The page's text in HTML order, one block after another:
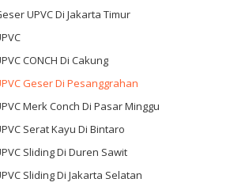
UPVC Di Jakarta Timur
CONCH Di Cakung
Geser Di Pesanggrahan
Merk Conch Di Pasar Minggu
Serat Kayu Di Bintaro
Sliding Di Duren Sawit
Sliding Di Jakarta Selatan